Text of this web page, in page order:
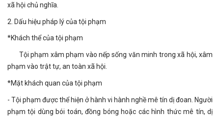
xã hội chủ nghĩa.
2. Dấu hiệu pháp lý của tội phạm
*Khách thể của tội phạm
Tội phạm xâm phạm vào nếp sống văn minh trong xã hội, xâm
phạm vào trật tự, an toàn xã hội.
*Mặt khách quan của tội phạm
- Tội phạm được thể hiện ở hành vi hành nghề mê tín dị đoan. Người
phạm tội dùng bói toán, đồng bóng hoặc các hình thức mê tín, dị